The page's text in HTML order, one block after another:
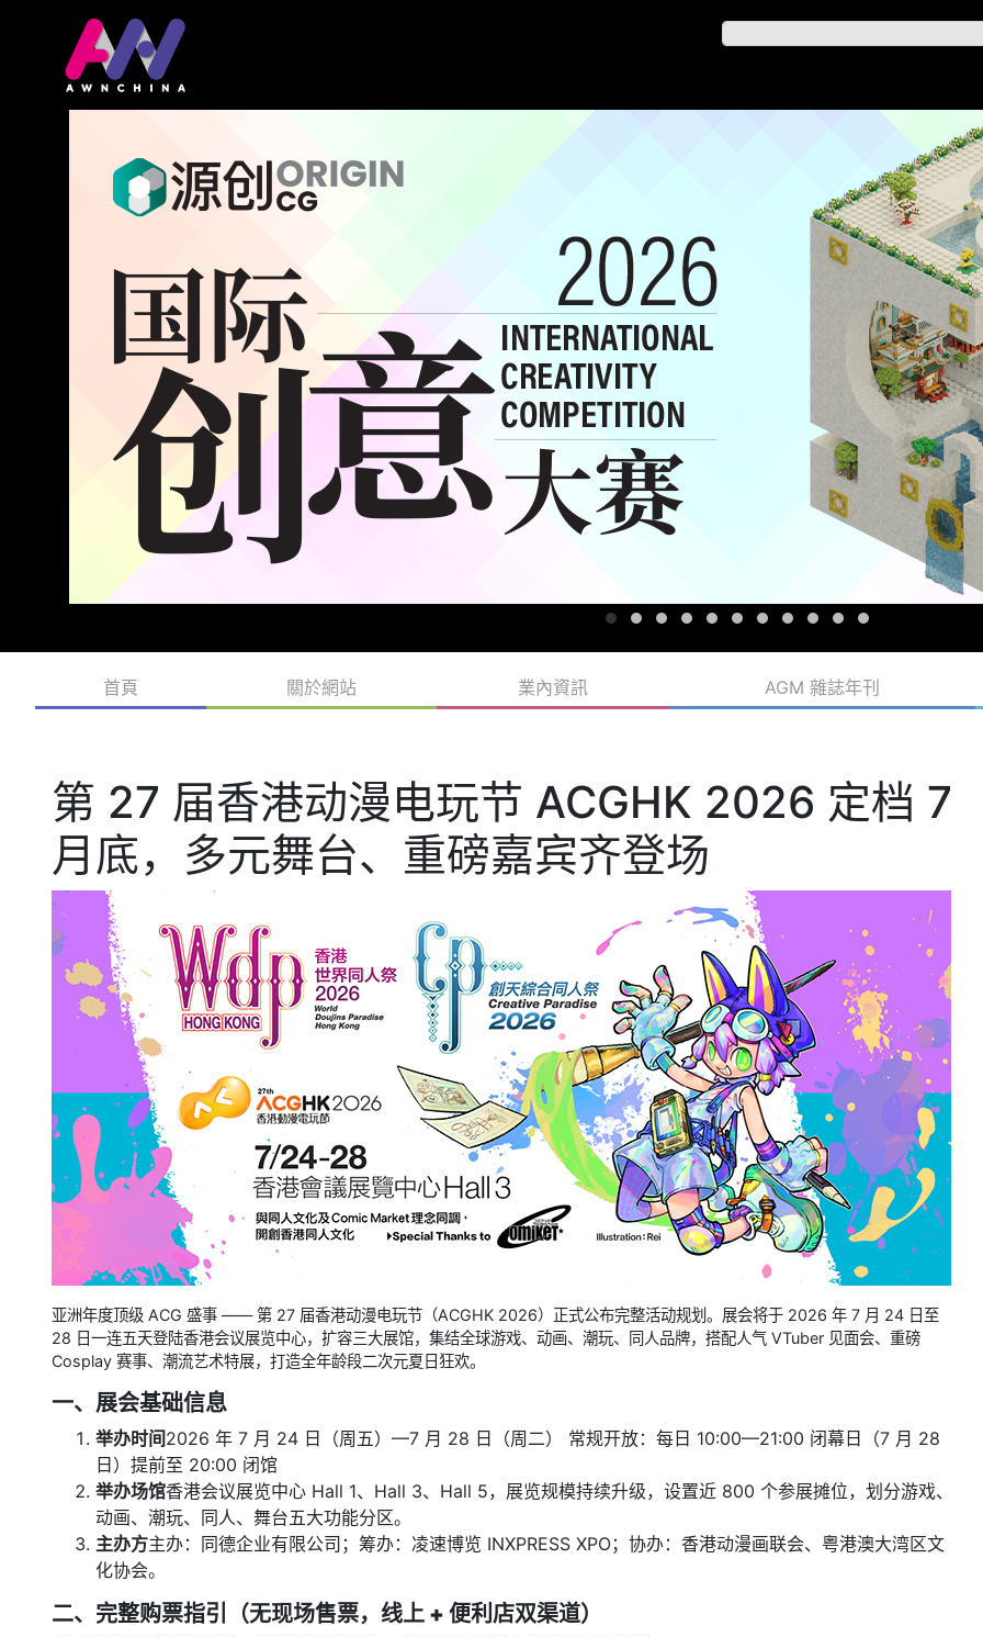
首頁 關於網站 業內資訊 AGM 雜誌年刊
第 27 届香港动漫电玩节 ACGHK 2026 定档 7
月底，多元舞台、重磅嘉宾齐登场
亚洲年度顶级 ACG 盛事 —— 第 27 届香港动漫电玩节（ACGHK 2026）正式公布完整活动规划。展会将于 2026 年 7 月 24 日至
28 日一连五天登陆香港会议展览中心，扩容三大展馆，集结全球游戏、动画、潮玩、同人品牌，搭配人气 VTuber 见面会、重磅
Cosplay 赛事、潮流艺术特展，打造全年龄段二次元夏日狂欢。
一、展会基础信息
举办时间2026 年 7 月 24 日（周五）—7 月 28 日（周二） 常规开放：每日 10:00—21:00 闭幕日（7 月 28
日）提前至 20:00 闭馆
举办场馆香港会议展览中心 Hall 1、Hall 3、Hall 5，展览规模持续升级，设置近 800 个参展摊位，划分游戏、
动画、潮玩、同人、舞台五大功能分区。
主办方主办：同德企业有限公司；筹办：凌速博览 INXPRESS XPO；协办：香港动漫画联会、粤港澳大湾区文
化协会。
二、完整购票指引（无现场售票，线上 + 便利店双渠道）